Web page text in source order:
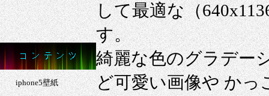
して最適な（
す。
綺麗な色のグラデー
ど可愛い画像や かっ